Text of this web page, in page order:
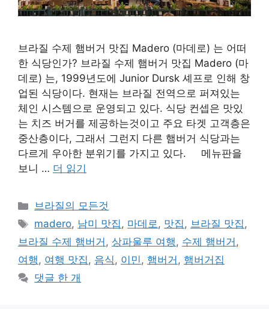
브라질 수제 햄버거 맛집 Madero (마데로) 는 어떠
한 식당인가? 브라질 수제 햄버거 맛집 Madero (마
데로) 는, 1999년도에 Junior Dursk 셰프로 인해 창
업된 식당이다. 현재는 브라질 전역으로 퍼져있는
체인 시스템으로 운영되고 있다. 식당 컨셉은 맛있
는 치즈 버거를 제공하는것이고 주요 타겟 고객층은
중산층이다, 그래서 그런지 다른 햄버거 식당과는
다르게 우아한 분위기를 가지고 있다. 메뉴판을
보니 … 더 읽기
카
테
리
브라질의 모든것
태
그
madero, 남미 맛집, 마데로, 맛집, 브라질 맛집,
브라질 수제 햄버거 , 상파울루 여행, 수제 햄버거 ,
여행, 여행 맛집, 음식, 이민, 햄버거 , 햄버거집
댓글 한 개